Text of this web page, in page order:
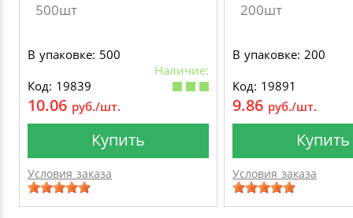
500шт
В упаковке: 500
Наличие:
Код: 19839
10.06 руб./шт.
Купить
Условия заказа
200шт
В упаковке: 200
Код: 19891
9.86 руб./шт.
Купить
Условия заказа